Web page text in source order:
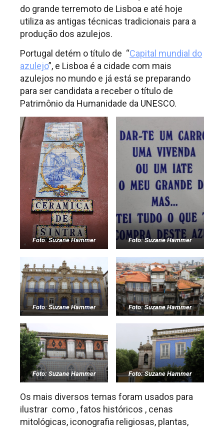
do grande terremoto de Lisboa e até hoje
utiliza as antigas técnicas tradicionais para a
produção dos azulejos.
Portugal detém o título de “Capital mundial do
azulejo”, e Lisboa é a cidade com mais
azulejos no mundo e já está se preparando
para ser candidata a receber o título de
Patrimônio da Humanidade da UNESCO.
Foto: Suzane Hammer Foto: Suzane Hammer
Foto: Suzane Hammer Foto: Suzane Hammer
Foto: Suzane Hammer Foto: Suzane Hammer
Os mais diversos temas foram usados para
ilustrar como , fatos históricos , cenas
mitológicas, iconografia religiosas, plantas,